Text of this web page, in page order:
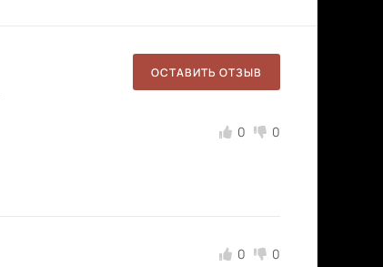
ОСТАВИТЬ ОТЗЫВ
0 0
0 0